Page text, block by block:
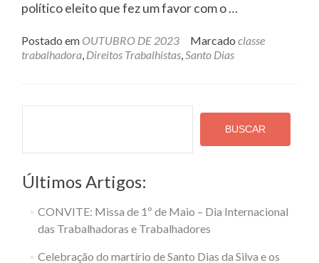
político eleito que fez um favor com o …
Postado em OUTUBRO DE 2023 Marcado classe
trabalhadora, Direitos Trabalhistas,Santo Dias
BUSCAR
Últimos Artigos:
CONVITE: Missa de 1º de Maio – Dia Internacional
das Trabalhadoras e Trabalhadores
Celebração do martírio de Santo Dias da Silva e os